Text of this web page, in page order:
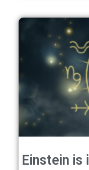
Einstein is